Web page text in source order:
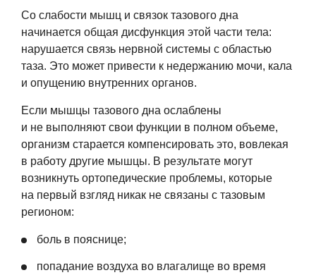
Со слабости мышц и связок тазового дна
начинается общая дисфункция этой части тела:
нарушается связь нервной системы с областью
таза. Это может привести к недержанию мочи, кала
и опущению внутренних органов.
Если мышцы тазового дна ослаблены
и не выполняют свои функции в полном объеме,
организм старается компенсировать это, вовлекая
в работу другие мышцы. В результате могут
возникнуть ортопедические проблемы, которые
на первый взгляд никак не связаны с тазовым
регионом:
боль в пояснице;
попадание воздуха во влагалище во время